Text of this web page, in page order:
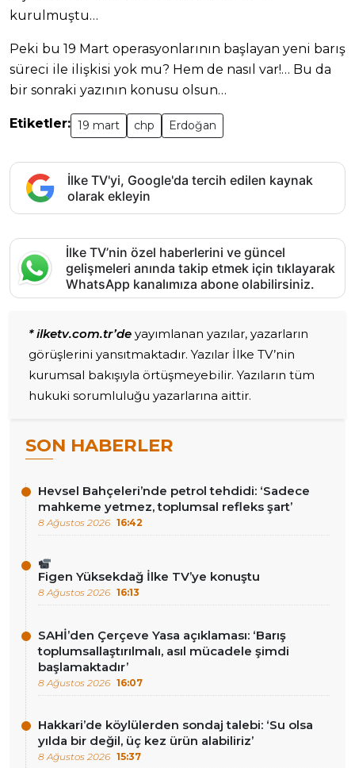
kurulmuştu…
Peki bu 19 Mart operasyonlarının başlayan yeni barış
süreci ile ilişkisi yok mu? Hem de nasıl var!… Bu da
bir sonraki yazının konusu olsun…
Etiketler: 19 mart chp Erdoğan
İlke TV'yi, Google'da tercih edilen kaynak
olarak ekleyin
İlke TV’nin özel haberlerini ve güncel
gelişmeleri anında takip etmek için tıklayarak
WhatsApp kanalımıza abone olabilirsiniz.
* ilketv.com.tr’de yayımlanan yazılar, yazarların
görüşlerini yansıtmaktadır. Yazılar İlke TV’nin
kurumsal bakışıyla örtüşmeyebilir. Yazıların tüm
hukuki sorumluluğu yazarlarına aittir.
SON HABERLER
Hevsel Bahçeleri’nde petrol tehdidi: ‘Sadece
mahkeme yetmez, toplumsal refleks şart’
8 Ağustos 2026 16:42
Figen Yüksekdağ İlke TV’ye konuştu
8 Ağustos 2026 16:13
SAHİ’den Çerçeve Yasa açıklaması: ‘Barış
toplumsallaştırılmalı, asıl mücadele şimdi
başlamaktadır’
8 Ağustos 2026 16:07
Hakkari’de köylülerden sondaj talebi: ‘Su olsa
yılda bir değil, üç kez ürün alabiliriz’
8 Ağustos 2026 15:37